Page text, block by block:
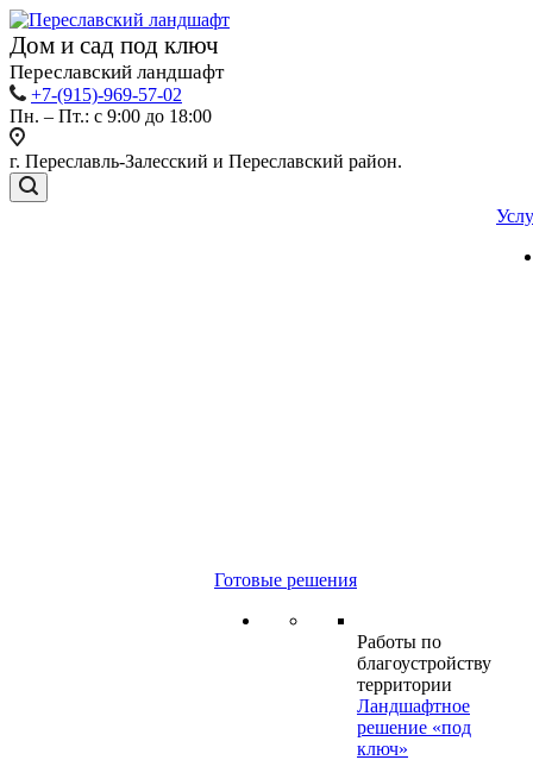
Дом и сад под ключ
Переславский ландшафт
+7-(915)-969-57-02
Пн. – Пт.: с 9:00 до 18:00
г. Переславль-Залесский и Переславский район.
Готовые решения
Работы по
благоустройству
территории
Ландшафтное
решение «под
ключ»